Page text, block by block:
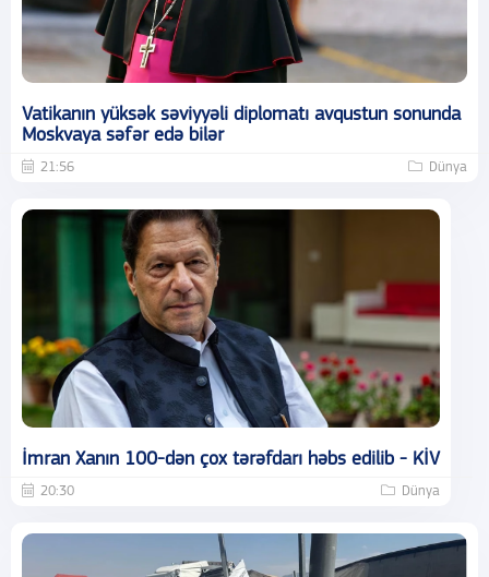
Vatikanın yüksək səviyyəli diplomatı avqustun sonunda
Moskvaya səfər edə bilər
21:56 Dünya
İmran Xanın 100-dən çox tərəfdarı həbs edilib - KİV
20:30 Dünya